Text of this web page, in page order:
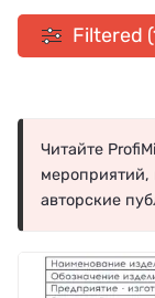
Filtered
Читайте
мероприятий,
авторские